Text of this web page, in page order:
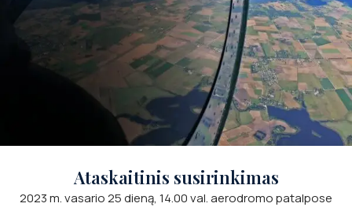
Ataskaitinis susirinkimas
2023 m. vasario 25 dieną, 14.00 val. aerodromo patalpose